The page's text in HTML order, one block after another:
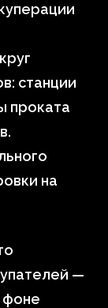
станции
проката
на
—
фоне